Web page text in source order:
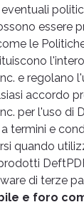
essere
le
e regolano
accordo
per l'uso di
termini e
quando
di terze
e foro